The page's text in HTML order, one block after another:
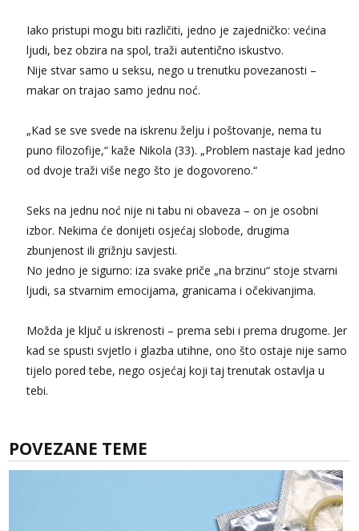
Iako pristupi mogu biti različiti, jedno je zajedničko: većina
ljudi, bez obzira na spol, traži autentično iskustvo.
Nije stvar samo u seksu, nego u trenutku povezanosti –
makar on trajao samo jednu noć.
„Kad se sve svede na iskrenu želju i poštovanje, nema tu
puno filozofije,“ kaže Nikola (33). „Problem nastaje kad jedno
od dvoje traži više nego što je dogovoreno.“
Seks na jednu noć nije ni tabu ni obaveza – on je osobni
izbor. Nekima će donijeti osjećaj slobode, drugima
zbunjenost ili grižnju savjesti.
No jedno je sigurno: iza svake priče „na brzinu“ stoje stvarni
ljudi, sa stvarnim emocijama, granicama i očekivanjima.
Možda je ključ u iskrenosti – prema sebi i prema drugome. Jer
kad se spusti svjetlo i glazba utihne, ono što ostaje nije samo
tijelo pored tebe, nego osjećaj koji taj trenutak ostavlja u
tebi.
POVEZANE TEME